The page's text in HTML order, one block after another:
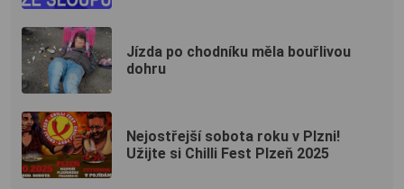
Jízda po chodníku měla bouřlivou
dohru
Nejostřejší sobota roku v Plzni!
Užijte si Chilli Fest Plzeň 2025